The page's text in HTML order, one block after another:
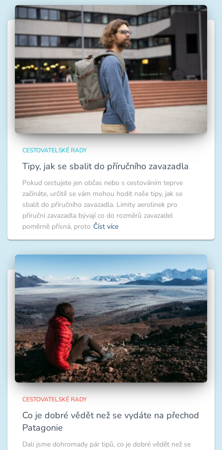
CESTOVATELSKÉ RADY
Tipy, jak se sbalit do příručního zavazadla
Pokud cestujete jen občas nebo s cestováním teprve
začínáte, určitě se vám mohou hodit naše tipy, jak se
sbalit do příručního zavazadla. Limity aerolinek pro
příruční zavazadla bývají co do rozměrů zavazadel
poměrně přísná, proto Číst více
CESTOVATELSKÉ RADY
Co je dobré vědět než se vydáte na přechod
Patagonie
Dali jsme dohromady pár tipů, co je dobré vědět než se